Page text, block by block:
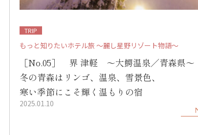
TRIP
もっと知りたいホテル旅 ～麗し星野リゾート物語～
［No.05］ 界 津軽 ～大鰐温泉／青森県～
冬の青森はリンゴ、温泉、雪景色、
寒い季節にこそ輝く温もりの宿
2025.01.10